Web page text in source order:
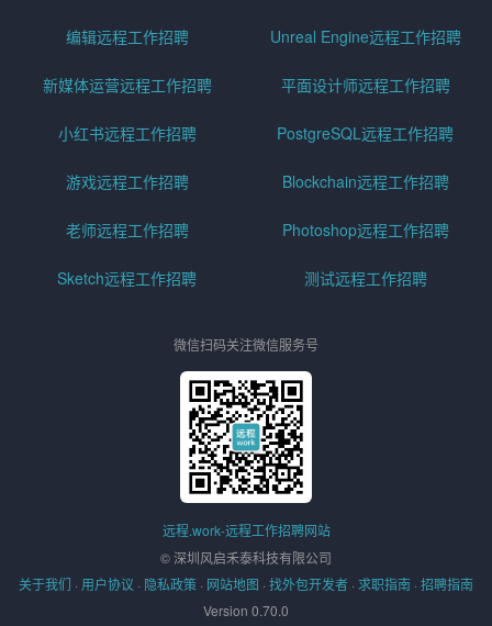
编辑远程工作招聘 Unreal Engine远程工作招聘
新媒体运营远程工作招聘 平面设计师远程工作招聘
小红书远程工作招聘 PostgreSQL远程工作招聘
游戏远程工作招聘 Blockchain远程工作招聘
老师远程工作招聘 Photoshop远程工作招聘
Sketch远程工作招聘 测试远程工作招聘
微信扫码关注微信服务号
远程.work-远程工作招聘网站
© 深圳风启禾泰科技有限公司
关于我们 · 用户协议 · 隐私政策 · 网站地图 · 找外包开发者 · 求职指南 · 招聘指南
Version 0.70.0